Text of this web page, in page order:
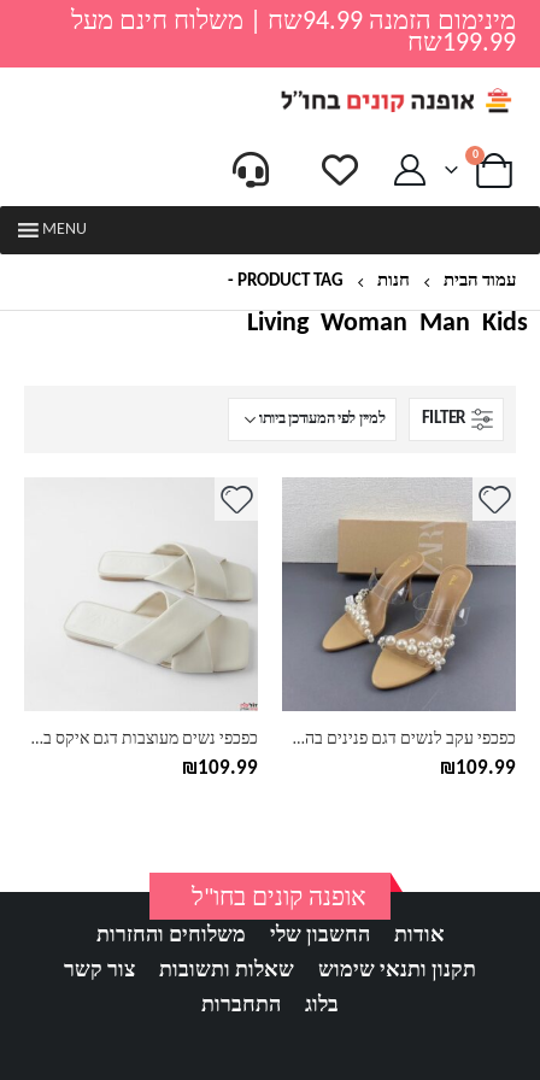
מינימום הזמנה 94.99שח | משלוח חינם מעל
199.99שח
0
MENU
עמוד הבית חנות PRODUCT TAG -
Kids
Man
Woman
Living
FILTER
כפכפי עקב לנשים דגם פנינים בהשארת זארה ZARA
₪109.99
למוצר
מספר
כפכפי נשים מעוצבות דגם איקס בהשארת זארה ZARA
₪109.99
למוצר
מספר
סוגים.
ניתן
את
האפשרויות
אופנה קונים בחו"ל
אודות החשבון שלי
משלוחים והחזרות
תקנון ותנאי שימוש
שאלות ותשובות
צור קשר
בלוג
התחברות